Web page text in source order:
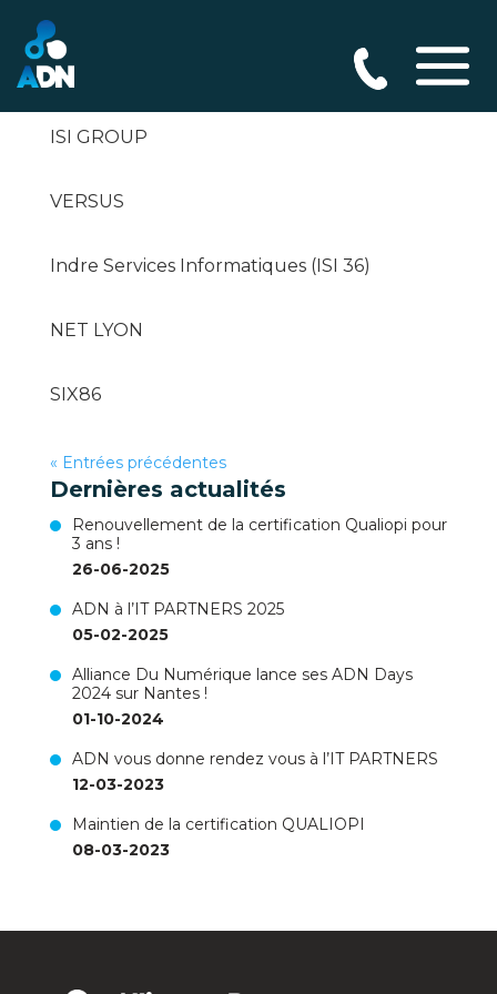
NCIT
ISI GROUP
VERSUS
Indre Services Informatiques (ISI 36)
NET LYON
SIX86
« Entrées précédentes
Dernières actualités
Renouvellement de la certification Qualiopi pour
3 ans !
26-06-2025
ADN à l’IT PARTNERS 2025
05-02-2025
Alliance Du Numérique lance ses ADN Days
2024 sur Nantes !
01-10-2024
ADN vous donne rendez vous à l’IT PARTNERS
12-03-2023
Maintien de la certification QUALIOPI
08-03-2023